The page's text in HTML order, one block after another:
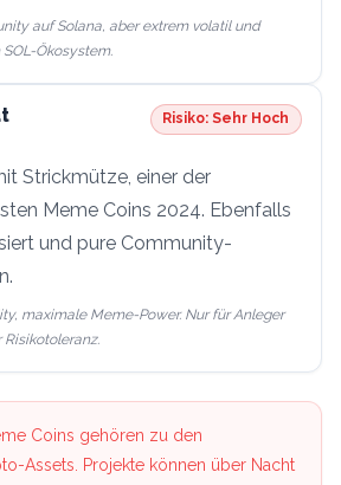
auf Solana, aber extrem volatil und
Ökosystem.
Risiko:Sehr Hoch
Strickmütze, einer der
Meme Coins 2024. Ebenfalls
und pure Community-
maximale Meme-Power. Nur für Anleger
Coins gehören zu den
Assets. Projekte können über Nacht